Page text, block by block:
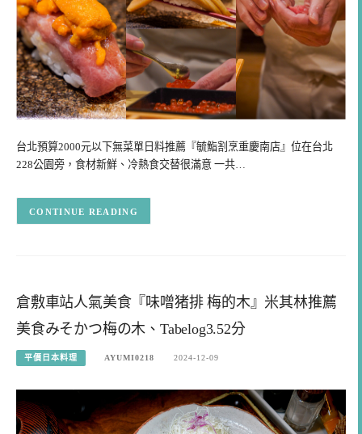
台北預算2000元以下無菜單日料推薦『毓鮨割烹重慶南店』位在台北
228公園旁，食材新鮮、冷熱食交替很滿意 一共…
CONTINUE READING
倉敷車站人氣美食『味噌猪排 梅的木』米其林推薦
美食みそかつ梅の木、Tabelog3.52分
平價日本料理 AYUMI0218 2024-12-09